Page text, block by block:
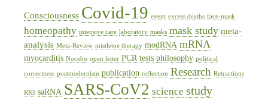
Consciousness Covid-19 event excess deaths face-mask
homeopathy intensive care laboratory masks mask study meta-
analysis Meta-Review mistletoe therapy modRNA mRNA
myocarditis Nocebo open letter PCR tests philosophy political
correctness postmodernism publication reflection Research Retractions
RKI saRNA SARS-CoV2 science study